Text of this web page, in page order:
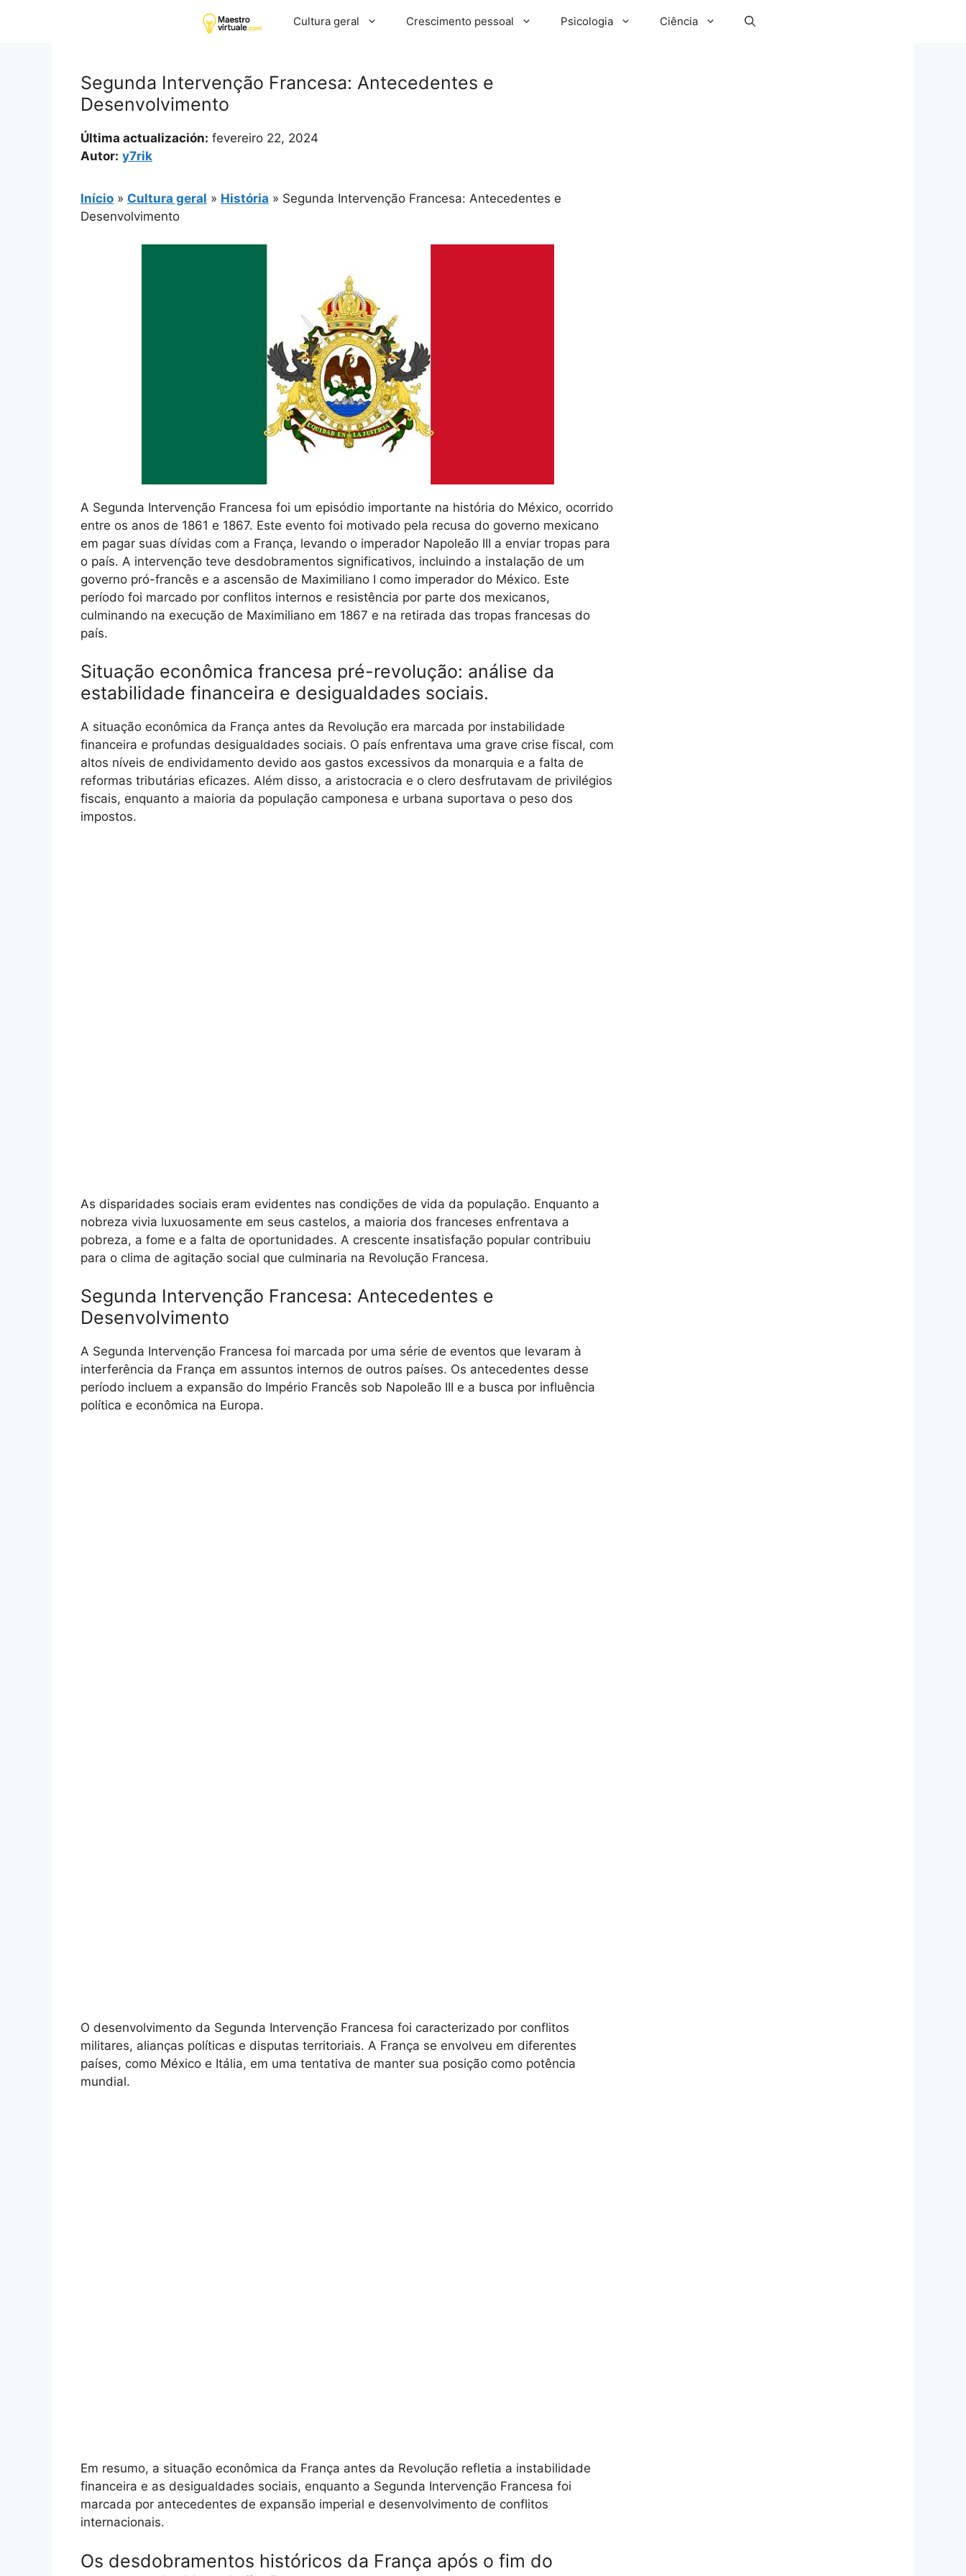
Cultura geral Crescimento pessoal Psicologia Ciência
Segunda Intervenção Francesa: Antecedentes e
Desenvolvimento
Última actualización: fevereiro 22, 2024
Autor: y7rik
Início » Cultura geral » História » Segunda Intervenção Francesa: Antecedentes e
Desenvolvimento
A Segunda Intervenção Francesa foi um episódio importante na história do México, ocorrido
entre os anos de 1861 e 1867. Este evento foi motivado pela recusa do governo mexicano
em pagar suas dívidas com a França, levando o imperador Napoleão III a enviar tropas para
o país. A intervenção teve desdobramentos significativos, incluindo a instalação de um
governo pró-francês e a ascensão de Maximiliano I como imperador do México. Este
período foi marcado por conflitos internos e resistência por parte dos mexicanos,
culminando na execução de Maximiliano em 1867 e na retirada das tropas francesas do
país.
Situação econômica francesa pré-revolução: análise da
estabilidade financeira e desigualdades sociais.
A situação econômica da França antes da Revolução era marcada por instabilidade
financeira e profundas desigualdades sociais. O país enfrentava uma grave crise fiscal, com
altos níveis de endividamento devido aos gastos excessivos da monarquia e a falta de
reformas tributárias eficazes. Além disso, a aristocracia e o clero desfrutavam de privilégios
fiscais, enquanto a maioria da população camponesa e urbana suportava o peso dos
impostos.
As disparidades sociais eram evidentes nas condições de vida da população. Enquanto a
nobreza vivia luxuosamente em seus castelos, a maioria dos franceses enfrentava a
pobreza, a fome e a falta de oportunidades. A crescente insatisfação popular contribuiu
para o clima de agitação social que culminaria na Revolução Francesa.
Segunda Intervenção Francesa: Antecedentes e
Desenvolvimento
A Segunda Intervenção Francesa foi marcada por uma série de eventos que levaram à
interferência da França em assuntos internos de outros países. Os antecedentes desse
período incluem a expansão do Império Francês sob Napoleão III e a busca por influência
política e econômica na Europa.
O desenvolvimento da Segunda Intervenção Francesa foi caracterizado por conflitos
militares, alianças políticas e disputas territoriais. A França se envolveu em diferentes
países, como México e Itália, em uma tentativa de manter sua posição como potência
mundial.
Em resumo, a situação econômica da França antes da Revolução refletia a instabilidade
financeira e as desigualdades sociais, enquanto a Segunda Intervenção Francesa foi
marcada por antecedentes de expansão imperial e desenvolvimento de conflitos
internacionais.
Os desdobramentos históricos da França após o fim do